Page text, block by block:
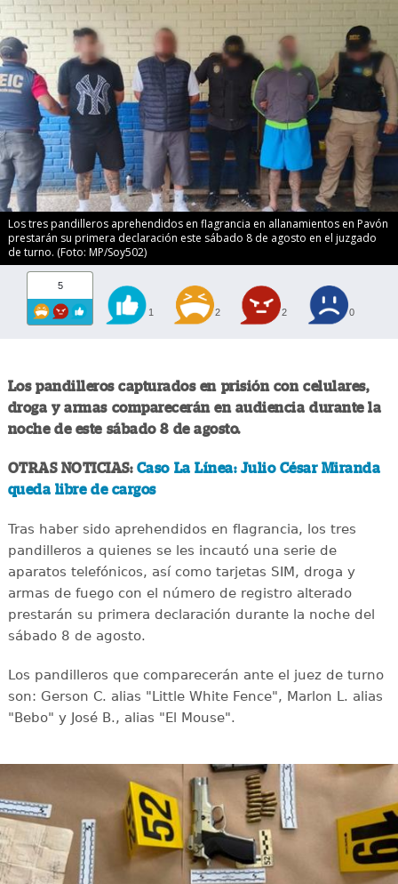
Los tres pandilleros aprehendidos en flagrancia en allanamientos en Pavón
prestarán su primera declaración este sábado 8 de agosto en el juzgado
de turno. (Foto: MP/Soy502)
5
1 2 2 0
Los pandilleros capturados en prisión con celulares,
droga y armas comparecerán en audiencia durante la
noche de este sábado 8 de agosto.
OTRAS NOTICIAS: Caso La Línea: Julio César Miranda
queda libre de cargos
Tras haber sido aprehendidos en flagrancia, los tres
pandilleros a quienes se les incautó una serie de
aparatos telefónicos, así como tarjetas SIM, droga y
armas de fuego con el número de registro alterado
prestarán su primera declaración durante la noche del
sábado 8 de agosto.
Los pandilleros que comparecerán ante el juez de turno
son: Gerson C. alias "Little White Fence", Marlon L. alias
"Bebo" y José B., alias "El Mouse".